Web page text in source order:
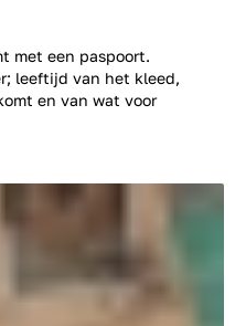
met een paspoort.
leeftijd van het kleed,
en van wat voor